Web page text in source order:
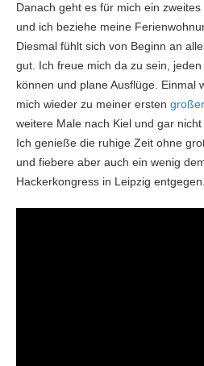
Danach geht es für mich ein zweites
und ich beziehe meine
Diesmal fühlt sich von Beginn an
gut. Ich freue mich da zu sein,
können und plane Ausflüge. Einmal
mich wieder zu meiner ersten
weitere Male nach Kiel und gar
Ich genieße die ruhige Zeit ohne
und fiebere aber auch ein wenig
Hackerkongress in Leipzig entgegen.